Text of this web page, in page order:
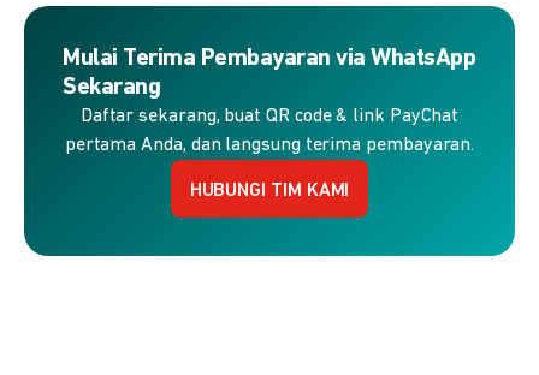
Mulai Terima Pembayaran via WhatsApp
Sekarang
Daftar sekarang, buat QR code & link PayChat
pertama Anda, dan langsung terima pembayaran.
HUBUNGI TIM KAMI